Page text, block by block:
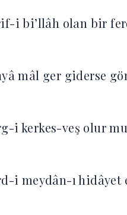
i bi’llâh olan bir
mâl ger giderse
i kerkes-veş olur
i meydân-ı hidâyet